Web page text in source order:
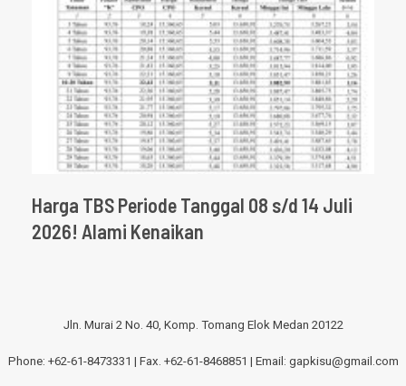
Harga TBS Periode Tanggal 08 s/d 14 Juli
2026! Alami Kenaikan
Jln. Murai 2 No. 40, Komp. Tomang Elok Medan 20122
Phone: +62-61-8473331 | Fax. +62-61-8468851 | Email: gapkisu@gmail.com